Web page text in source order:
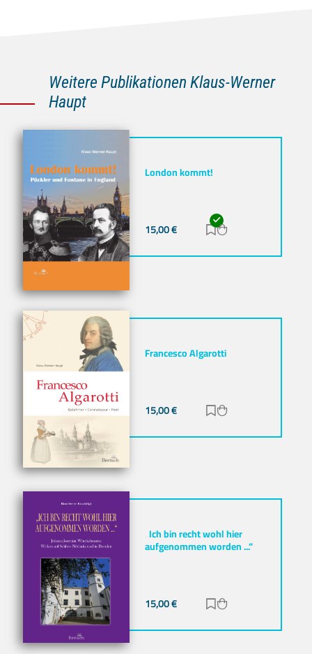
Weitere Publikationen Klaus-Werner
Haupt
London kommt!
15,00€ Zur Merkliste
Francesco Algarotti
15,00€ Zur Merkliste
„Ich bin recht wohl hier
aufgenommen worden ...“
15,00€ Zur Merkliste